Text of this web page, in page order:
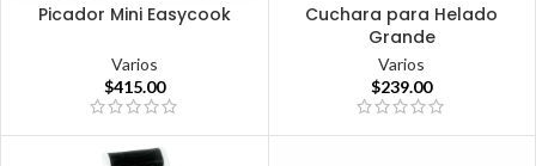
Picador Mini Easycook
Varios
$415.00
Cuchara para Helado
Grande
Varios
$239.00